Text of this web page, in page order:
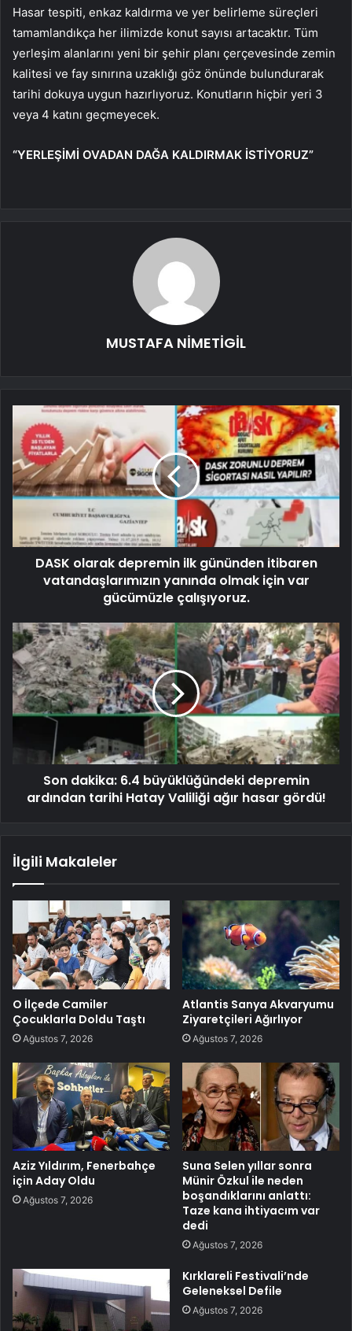
Hasar tespiti, enkaz kaldırma ve yer belirleme süreçleri
tamamlandıkça her ilimizde konut sayısı artacaktır. Tüm
yerleşim alanlarını yeni bir şehir planı çerçevesinde zemin
kalitesi ve fay sınırına uzaklığı göz önünde bulundurarak
tarihi dokuya uygun hazırlıyoruz. Konutların hiçbir yeri 3
veya 4 katını geçmeyecek.
“YERLEŞİMİ OVADAN DAĞA KALDIRMAK İSTİYORUZ”
MUSTAFA NİMETİGİL
DASK olarak depremin ilk gününden itibaren
vatandaşlarımızın yanında olmak için var
gücümüzle çalışıyoruz.
Son dakika: 6.4 büyüklüğündeki depremin
ardından tarihi Hatay Valiliği ağır hasar gördü!
İlgili Makaleler
O İlçede Camiler
Çocuklarla Doldu Taştı
Ağustos 7, 2026
Atlantis Sanya Akvaryumu
Ziyaretçileri Ağırlıyor
Ağustos 7, 2026
Aziz Yıldırım, Fenerbahçe
için Aday Oldu
Ağustos 7, 2026
Suna Selen yıllar sonra
Münir Özkul ile neden
boşandıklarını anlattı:
Taze kana ihtiyacım var
dedi
Ağustos 7, 2026
Kırklareli Festivali’nde
Geleneksel Defile
Ağustos 7, 2026